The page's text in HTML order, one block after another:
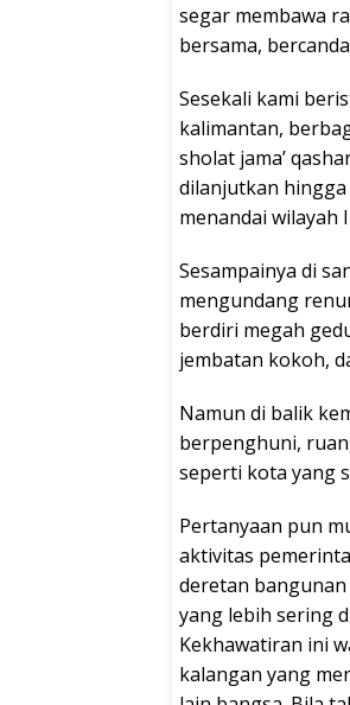
segar membawa
bersama,
Sesekali kami
kalimantan,
sholat jama’
dilanjutkan
menandai wilayah
Sesampainya di
mengundang
berdiri megah
jembatan kokoh,
Namun di balik
berpenghuni,
seperti kota yang
Pertanyaan pun
aktivitas
deretan
yang lebih sering
Kekhawatiran ini
kalangan yang